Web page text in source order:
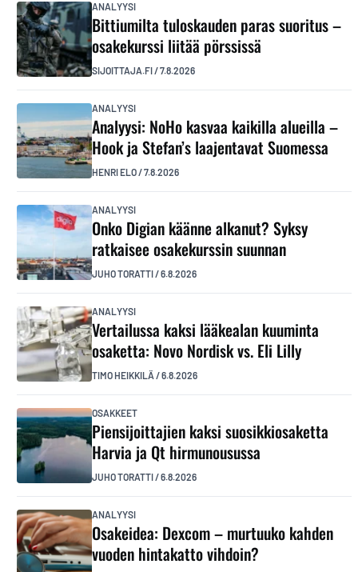
ANALYYSI
Bittiumilta tuloskauden paras suoritus –
osakekurssi liitää pörssissä
SIJOITTAJA.FI/7.8.2026
ANALYYSI
Analyysi: NoHo kasvaa kaikilla alueilla –
Hook ja Stefan’s laajentavat Suomessa
HENRI ELO/7.8.2026
ANALYYSI
Onko Digian käänne alkanut? Syksy
ratkaisee osakekurssin suunnan
JUHO TORATTI/6.8.2026
ANALYYSI
Vertailussa kaksi lääkealan kuuminta
osaketta: Novo Nordisk vs. Eli Lilly
TIMO HEIKKILÄ /6.8.2026
OSAKKEET
Piensijoittajien kaksi suosikkiosaketta
Harvia ja Qt hirmunousussa
JUHO TORATTI/6.8.2026
ANALYYSI
Osakeidea: Dexcom – murtuuko kahden
vuoden hintakatto vihdoin?